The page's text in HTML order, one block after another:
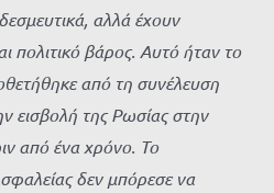
αλλά έχουν
πολιτικό βάρος. Αυτό ήταν το
από τη συνέλευση
εισβολή της Ρωσίας στην
από ένα χρόνο. Το
δεν μπόρεσε να